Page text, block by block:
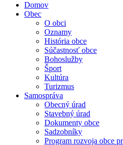
Domov
Obec
O obci
Oznamy
História obce
Súčastnosť obce
Bohoslužby
Šport
Kultúra
Turizmus
Samospráva
Obecný úrad
Stavebný úrad
Dokumenty obce
Sadzobníky
Program rozvoja obce